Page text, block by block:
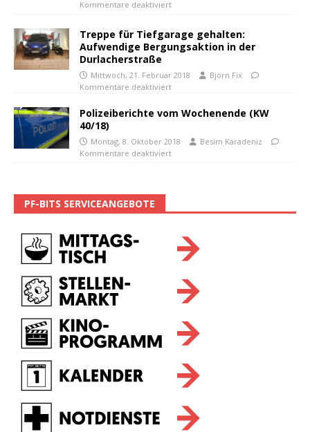
Kommentare deaktiviert
Treppe für Tiefgarage gehalten:
Aufwendige Bergungsaktion in der
Durlacherstraße
Mittwoch, 21. Februar 2018
Björn Fix
Kommentare deaktiviert
Polizeiberichte vom Wochenende (KW
40/18)
Montag, 8. Oktober 2018
Besim Karadeniz
Kommentare deaktiviert
PF-BITS SERVICEANGEBOTE